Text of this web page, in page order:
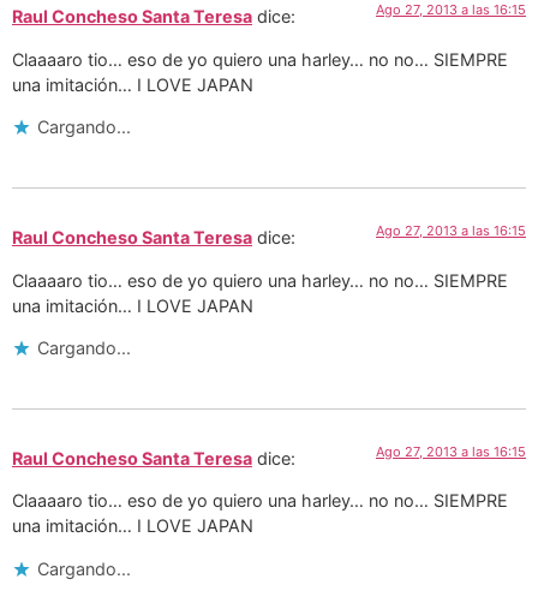
Raul Concheso Santa Teresa dice: Ago 27, 2013 a las 16:15
Claaaaro tio… eso de yo quiero una harley… no no… SIEMPRE
una imitación… I LOVE JAPAN
Cargando...
Raul Concheso Santa Teresa dice: Ago 27, 2013 a las 16:15
Claaaaro tio… eso de yo quiero una harley… no no… SIEMPRE
una imitación… I LOVE JAPAN
Cargando...
Raul Concheso Santa Teresa dice: Ago 27, 2013 a las 16:15
Claaaaro tio… eso de yo quiero una harley… no no… SIEMPRE
una imitación… I LOVE JAPAN
Cargando...